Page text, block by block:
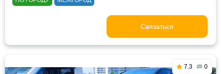
Связаться
7.3 0